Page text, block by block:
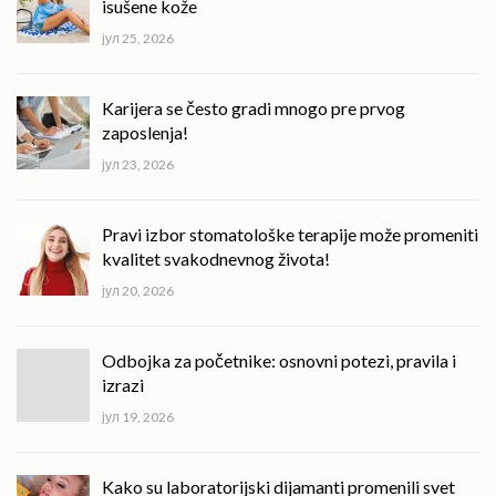
isušene kože
јул 25, 2026
Karijera se često gradi mnogo pre prvog
zaposlenja!
јул 23, 2026
Pravi izbor stomatološke terapije može promeniti
kvalitet svakodnevnog života!
јул 20, 2026
Odbojka za početnike: osnovni potezi, pravila i
izrazi
јул 19, 2026
Kako su laboratorijski dijamanti promenili svet